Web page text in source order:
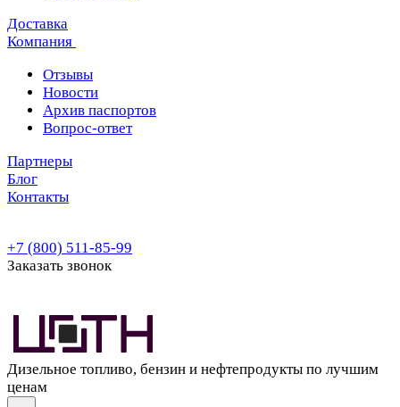
Доставка
Компания
Отзывы
Новости
Архив паспортов
Вопрос-ответ
Партнеры
Блог
Контакты
+7 (800) 511-85-99
Заказать звонок
Дизельное топливо, бензин и нефтепродукты по лучшим
ценам